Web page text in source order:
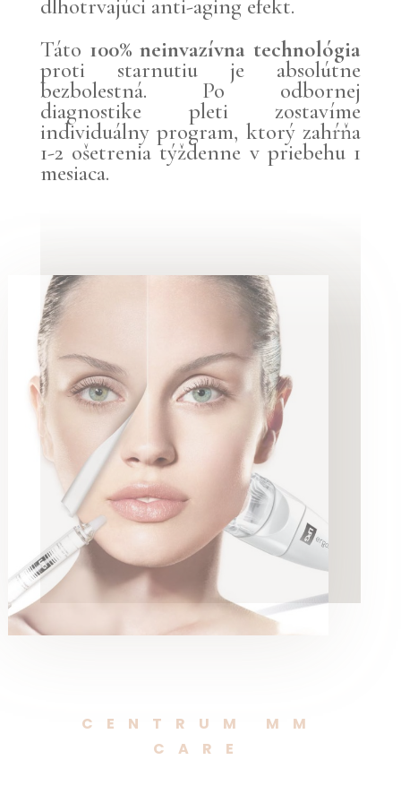
dlhotrvajúci anti-aging efekt.
Táto 100% neinvazívna technológia
proti starnutiu je absolútne
bezbolestná. Po odbornej
diagnostike pleti zostavíme
individuálny program, ktorý zahŕňa
1-2 ošetrenia týždenne v priebehu 1
mesiaca.
CENTRUM MM
CARE